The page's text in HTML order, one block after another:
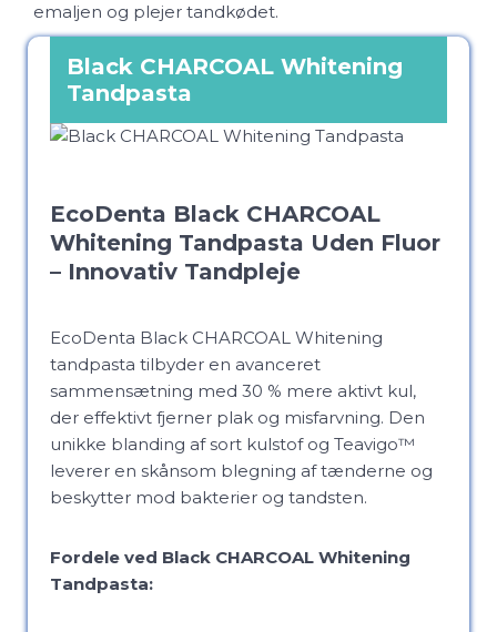
emaljen og plejer tandkødet.
Black CHARCOAL Whitening
Tandpasta
EcoDenta Black CHARCOAL
Whitening Tandpasta Uden Fluor
– Innovativ Tandpleje
EcoDenta Black CHARCOAL Whitening
tandpasta tilbyder en avanceret
sammensætning med 30 % mere aktivt kul,
der effektivt fjerner plak og misfarvning. Den
unikke blanding af sort kulstof og Teavigo™
leverer en skånsom blegning af tænderne og
beskytter mod bakterier og tandsten.
Fordele ved Black CHARCOAL Whitening
Tandpasta: